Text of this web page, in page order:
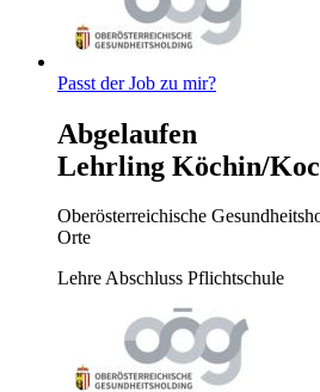
Passt der Job zu mir?
Abgelaufen
Lehrling Köchin/
Oberösterreichische
Orte
LehreAbschluss Pflichtschule